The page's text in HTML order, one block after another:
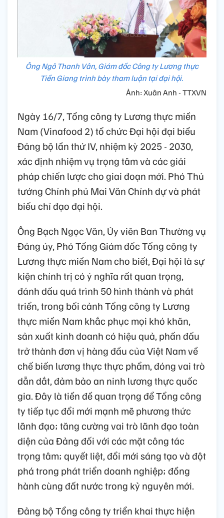
Ông Ngô Thanh Vân, Giám đốc Công ty Lương thực
Tiền Giang trình bày tham luận tại đại hội.
Ảnh: Xuân Anh - TTXVN
Ngày 16/7, Tổng công ty Lương thực miền
Nam (Vinafood 2) tổ chức Đại hội đại biểu
Đảng bộ lần thứ IV, nhiệm kỳ 2025 - 2030,
xác định nhiệm vụ trọng tâm và các giải
pháp chiến lược cho giai đoạn mới. Phó Thủ
tướng Chính phủ Mai Văn Chính dự và phát
biểu chỉ đạo đại hội.
Ông Bạch Ngọc Văn, Ủy viên Ban Thường vụ
Đảng ủy, Phó Tổng Giám đốc Tổng công ty
Lương thực miền Nam cho biết, Đại hội là sự
kiện chính trị có ý nghĩa rất quan trọng,
đánh dấu quá trình 50 hình thành và phát
triển, trong bối cảnh Tổng công ty Lương
thực miền Nam khắc phục mọi khó khăn,
sản xuất kinh doanh có hiệu quả, phấn đấu
trở thành đơn vị hàng đầu của Việt Nam về
chế biến lương thực thực phẩm, đóng vai trò
dẫn dắt, đảm bảo an ninh lương thực quốc
gia. Đây là tiền đề quan trọng để Tổng công
ty tiếp tục đổi mới mạnh mẽ phương thức
lãnh đạo; tăng cường vai trò lãnh đạo toàn
diện của Đảng đối với các mặt công tác
trọng tâm; quyết liệt, đổi mới sáng tạo và đột
phá trong phát triển doanh nghiệp; đồng
hành cùng đất nước trong kỷ nguyên mới.
Đảng bộ Tổng công ty triển khai thực hiện